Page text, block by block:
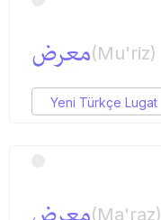
معرض(Mu'riz)
Yeni Türkçe Lugat
(Ma'raz)